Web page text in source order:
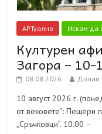
АРТуално Искам да
Културен
Загора – 10-
08.08.2026
10 август 2026 г.
от вековете”: Пещери
„Сръчковци”. 10.00 –